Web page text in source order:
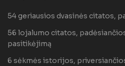
54 geriausios dvasinės citatos,
56 lojalumo citatos,
pasitikėjimą
6 sėkmės istorijos,